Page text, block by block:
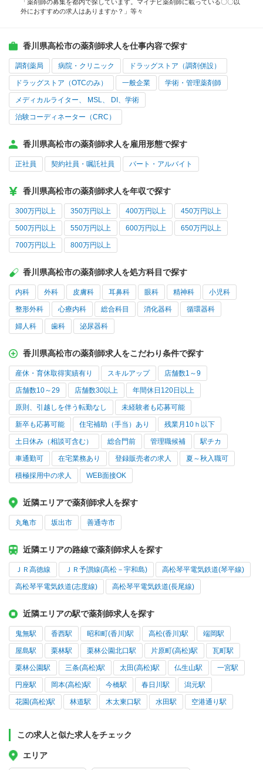
「薬剤師の募集を都内で探しています。マイナビ薬剤師に載っている〇〇以
外におすすめの求人はありますか？」等々
香川県高松市の薬剤師求人を仕事内容で探す
調剤薬局 病院・クリニック ドラッグストア（調剤併設）
ドラッグストア（OTCのみ） 一般企業 学術・管理薬剤師
メディカルライター、 MSL、 DI、学術
治験コーディネーター（CRC）
香川県高松市の薬剤師求人を雇用形態で探す
正社員 契約社員・嘱託社員 パート・アルバイト
香川県高松市の薬剤師求人を年収で探す
300万円以上 350万円以上 400万円以上 450万円以上
500万円以上 550万円以上 600万円以上 650万円以上
700万円以上 800万円以上
香川県高松市の薬剤師求人を処方科目で探す
内科 外科 皮膚科 耳鼻科 眼科 精神科 小児科
整形外科 心療内科 総合科目 消化器科 循環器科
婦人科 歯科 泌尿器科
香川県高松市の薬剤師求人をこだわり条件で探す
産休・育休取得実績有り スキルアップ 店舗数1～9
店舗数10～29 店舗数30以上 年間休日120日以上
原則、引越しを伴う転勤なし 未経験者も応募可能
新卒も応募可能 住宅補助（手当）あり 残業月10ｈ以下
土日休み（相談可含む） 総合門前 管理職候補 駅チカ
車通勤可 在宅業務あり 登録販売者の求人 夏～秋入職可
積極採用中の求人 WEB面接OK
近隣エリアで薬剤師求人を探す
丸亀市 坂出市 善通寺市
近隣エリアの路線で薬剤師求人を探す
ＪＲ高徳線 ＪＲ予讃線(高松－宇和島) 高松琴平電気鉄道(琴平線)
高松琴平電気鉄道(志度線) 高松琴平電気鉄道(長尾線)
近隣エリアの駅で薬剤師求人を探す
鬼無駅 香西駅 昭和町(香川)駅 高松(香川)駅 端岡駅
屋島駅 栗林駅 栗林公園北口駅 片原町(高松)駅 瓦町駅
栗林公園駅 三条(高松)駅 太田(高松)駅 仏生山駅 一宮駅
円座駅 岡本(高松)駅 今橋駅 春日川駅 潟元駅
花園(高松)駅 林道駅 木太東口駅 水田駅 空港通り駅
この求人と似た求人をチェック
エリア